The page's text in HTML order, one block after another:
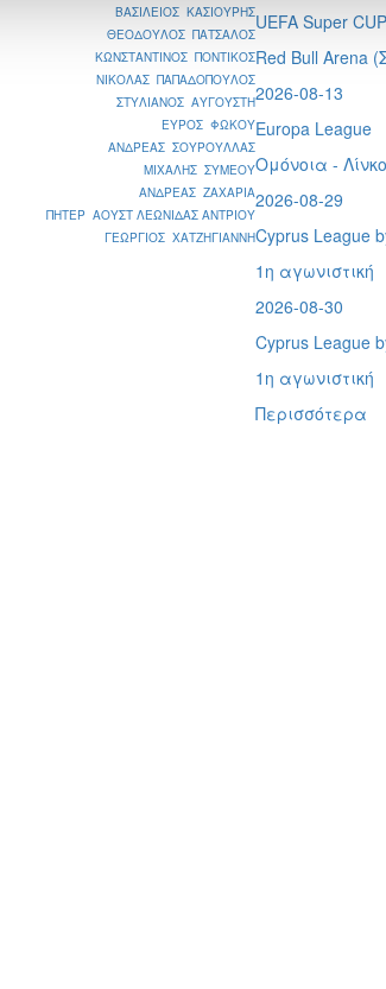
ΒΑΣΙΛΕΙΟΣ ΚΑΣΙΟΥΡΗΣ
ΘΕΟΔΟΥΛΟΣ ΠΑΤΣΑΛΟΣ
ΚΩΝΣΤΑΝΤΙΝΟΣ ΠΟΝΤΙΚΟΣ
ΝΙΚΟΛΑΣ ΠΑΠΑΔΟΠΟΥΛΟΣ
ΣΤΥΛΙΑΝΟΣ ΑΥΓΟΥΣΤΗ
ΕΥΡΟΣ ΦΩΚΟΥ
ΑΝΔΡΕΑΣ ΣΟΥΡΟΥΛΛΑΣ
ΜΙΧΑΛΗΣ ΣΥΜΕΟΥ
ΑΝΔΡΕΑΣ ΖΑΧΑΡΙΑ
ΠΗΤΕΡ ΑΟΥΣΤ ΛΕΩΝΙΔΑΣ ΑΝΤΡΙΟΥ
ΓΕΩΡΓΙΟΣ ΧΑΤΖΗΓΙΑΝΝΗ
UEFA Super CUP
Red Bull Arena (
2026-08-13
Europa League
Ομόνοια -
2026-08-29
Cyprus League
1η αγωνιστική
2026-08-30
Cyprus League
1η αγωνιστική
Περισσότερα